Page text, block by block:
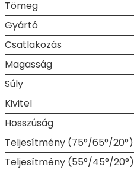
Tömeg
Gyártó
Csatlakozás
Magasság
Súly
Kivitel
Hosszúság
Teljesítmény (75°/65°/20°)
Teljesítmény (55°/45°/20°)